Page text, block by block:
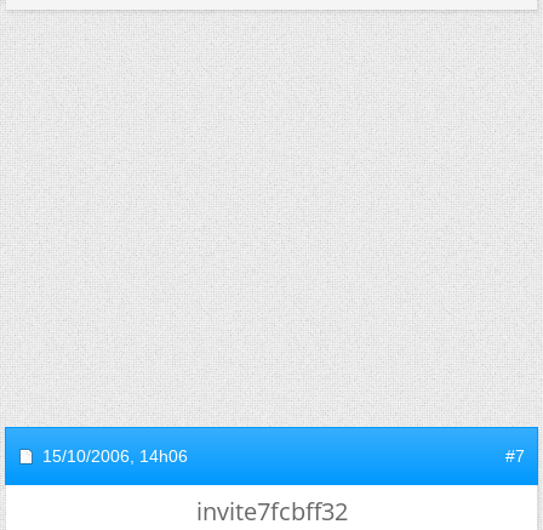
15/10/2006, 14h06 #7
invite7fcbff32